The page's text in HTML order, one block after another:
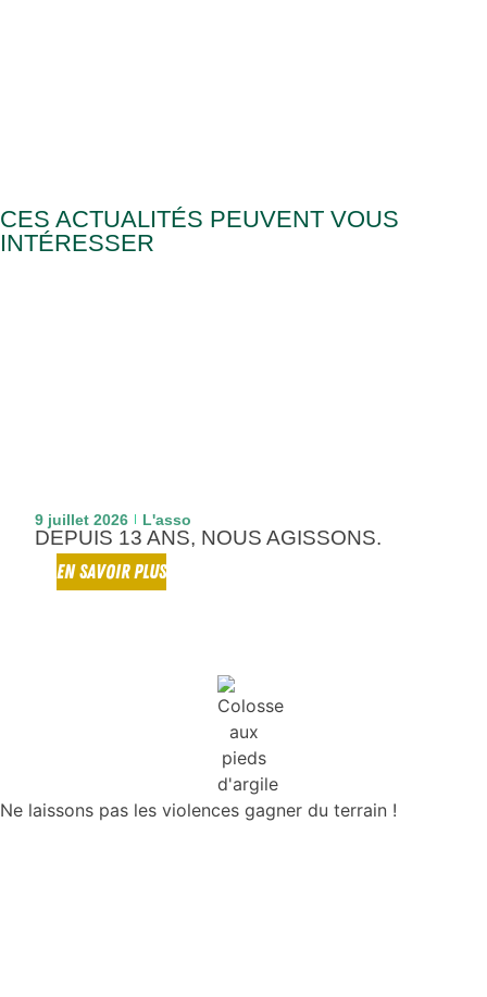
CES ACTUALITÉS PEUVENT VOUS
INTÉRESSER
9 juillet 2026 L'asso
DEPUIS 13 ANS, NOUS AGISSONS.
EN SAVOIR PLUS
Ne laissons pas les violences gagner du terrain !